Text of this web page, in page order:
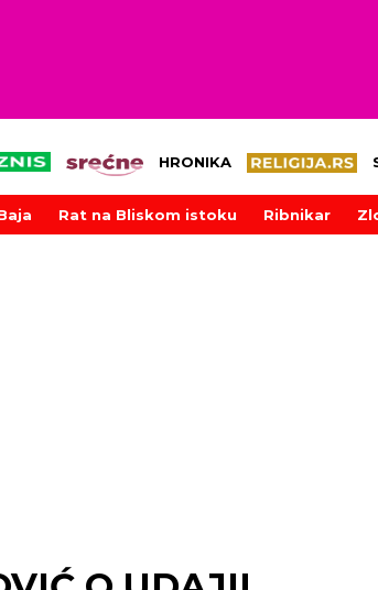
HRONIKA
Rat na Bliskom istoku Ribnikar